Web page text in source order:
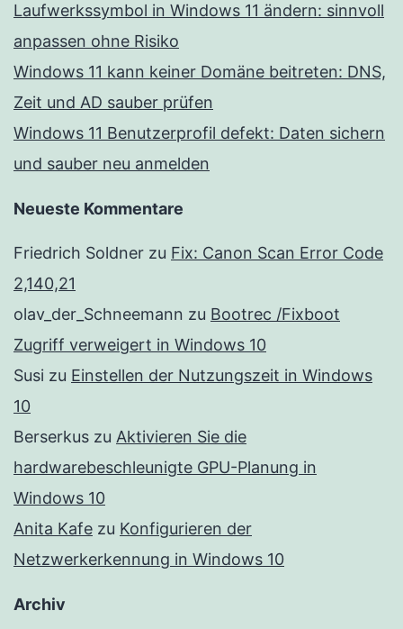
Laufwerkssymbol in Windows 11 ändern: sinnvoll
anpassen ohne Risiko
Windows 11 kann keiner Domäne beitreten: DNS,
Zeit und AD sauber prüfen
Windows 11 Benutzerprofil defekt: Daten sichern
und sauber neu anmelden
Neueste Kommentare
Friedrich Soldner zu Fix: Canon Scan Error Code
2,140,21
olav_der_Schneemann zu Bootrec /Fixboot
Zugriff verweigert in Windows 10
Susi zu Einstellen der Nutzungszeit in Windows
10
Berserkus zu Aktivieren Sie die
hardwarebeschleunigte GPU-Planung in
Windows 10
Anita Kafe zu Konfigurieren der
Netzwerkerkennung in Windows 10
Archiv